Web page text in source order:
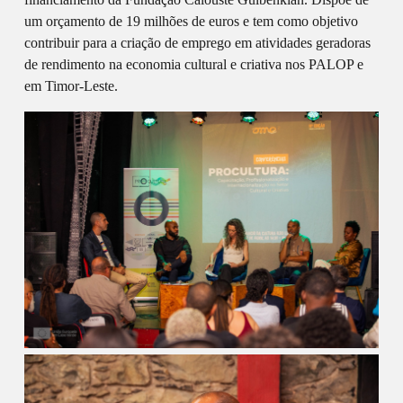
um orçamento de 19 milhões de euros e tem como objetivo
contribuir para a criação de emprego em atividades geradoras
de rendimento na economia cultural e criativa nos PALOP e
em Timor-Leste.